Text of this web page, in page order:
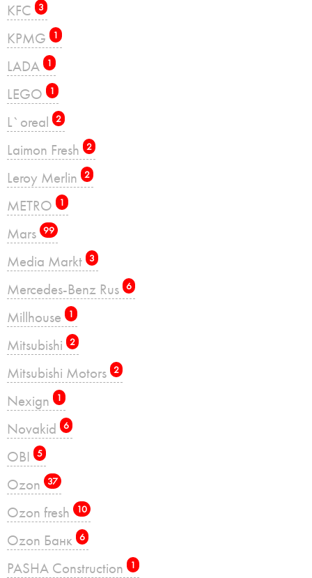
KFC 3
KPMG 1
LADA 1
LEGO 1
L`oreal 2
Laimon Fresh 2
Leroy Merlin 2
METRO 1
Mars 99
Media Markt 3
Mercedes-Benz Rus 6
Millhouse 1
Mitsubishi 2
Mitsubishi Motors 2
Nexign 1
Novakid 6
OBI 5
Ozon 37
Ozon fresh 10
Ozon Банк 6
PASHA Construction 1